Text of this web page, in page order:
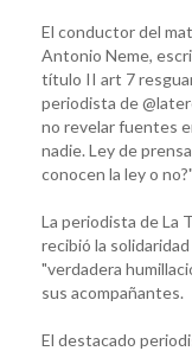
El conductor del
Antonio Neme,
título II art 7
periodista de
no revelar fuentes
nadie. Ley de
conocen la ley o no?"
La periodista de La
recibió la
"verdadera
sus acompañantes.
El destacado